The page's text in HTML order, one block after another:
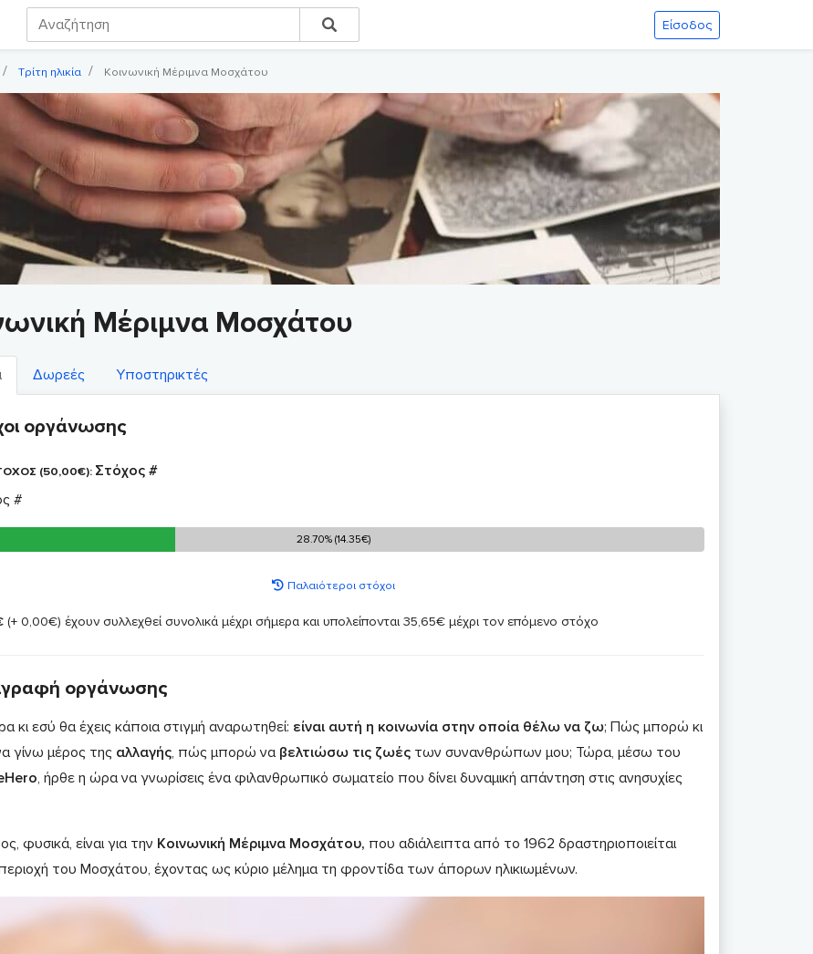
Είσοδος
Τρίτη ηλικία Κοινωνική Μέριμνα Μοσχάτου
Μέριμνα Μοσχάτου
Δωρεές Υποστηρικτές
οργάνωσης
(50,00€): Στόχος #
#
28.70% (14.35€)
28.70% (14.35€)
Παλαιότεροι στόχοι
(+ 0,00€) έχουν συλλεχθεί συνολικά μέχρι σήμερα και υπολείπονται 35,65€ μέχρι τον επόμενο στόχο
οργάνωσης
κι εσύ θα έχεις κάποια στιγμή αναρωτηθεί: είναι αυτή η κοινωνία στην οποία θέλω να ζω; Πώς μπορώ κι
γίνω μέρος της αλλαγής, πώς μπορώ να βελτιώσω τις ζωέςτων συνανθρώπων μου; Τώρα, μέσω του
, ήρθε η ώρα να γνωρίσεις ένα φιλανθρωπικό σωματείο που δίνει δυναμική απάντηση στις ανησυχίες
φυσικά, είναι για την Κοινωνική Μέριμνα Μοσχάτου, που αδιάλειπτα από το 1962 δραστηριοποιείται
του Μοσχάτου, έχοντας ως κύριο μέλημα τη φροντίδα των άπορων ηλικιωμένων.